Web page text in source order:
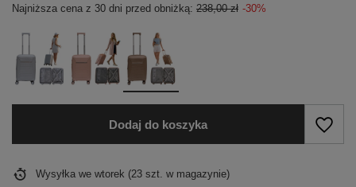
Najniższa cena z 30 dni przed obniżką: 238,00 zł -30%
Dodaj do koszyka
Wysyłka we wtorek (23 szt. w magazynie)